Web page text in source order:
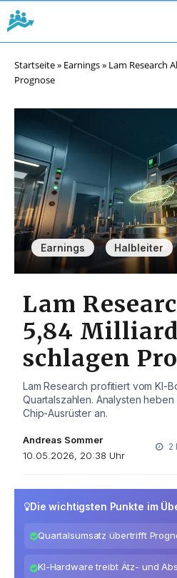
Startseite» Earnings» Lam Research
Prognose
Earnings , Halbleiter
Lam
5,84
schlagen
Lam Research profitiert vom KI-
Quartalszahlen. Analysten
Chip-Ausrüster an.
Andreas Sommer
10.05.2026, 20:38 Uhr
2
Die wichtigsten Punkte im
Quartalsumsatz übertrifft
KI-Hardware treibt Ätz- und